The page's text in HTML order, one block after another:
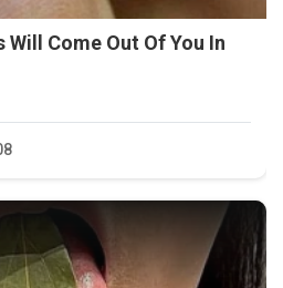
Will Come Out Of You In